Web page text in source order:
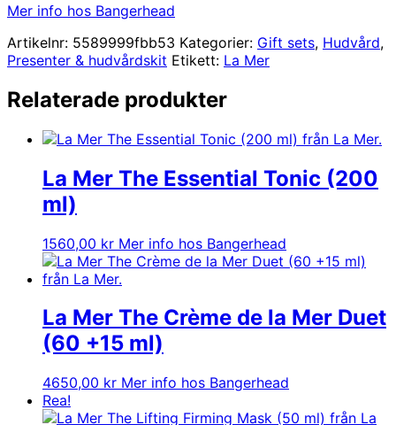
priset
3380,00 kr.
priset
3299,00 kr.
Mer info hos Bangerhead
Artikelnr: 5589999fbb53 Kategorier: Gift sets, Hudvård,
Presenter & hudvårdskit Etikett: La Mer
Relaterade produkter
La Mer The Essential Tonic (200
ml)
1560,00 kr Mer info hos Bangerhead
La Mer The Crème de la Mer Duet
(60 +15 ml)
4650,00 kr Mer info hos Bangerhead
Rea!